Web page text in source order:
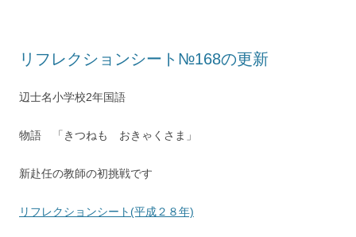
リフレクションシート№168の更新
辺士名小学校2年国語
物語 「きつねも おきゃくさま」
新赴任の教師の初挑戦です
リフレクションシート(平成２８年)